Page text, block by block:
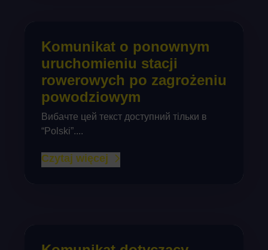
Komunikat o ponownym
uruchomieniu stacji
rowerowych po zagrożeniu
powodziowym
Вибачте цей текст доступний тільки в
“Polski”....
Czytaj więcej